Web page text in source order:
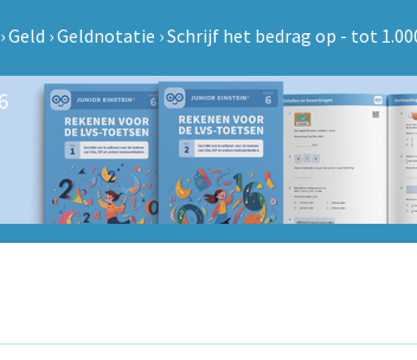
›Geld ›Geldnotatie ›Schrijf het bedrag op - tot